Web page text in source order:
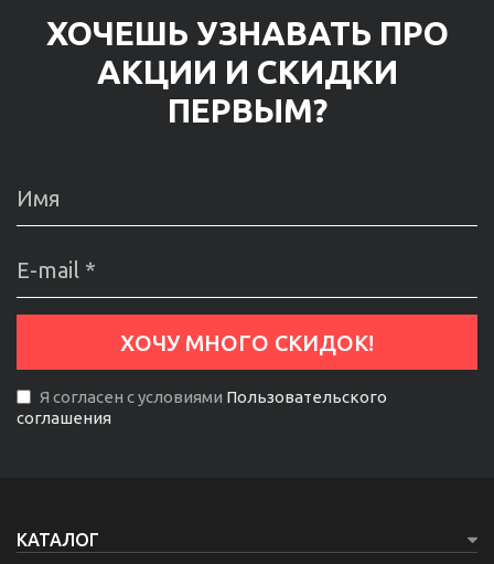
ХОЧЕШЬ УЗНАВАТЬ ПРО
АКЦИИ И СКИДКИ
ПЕРВЫМ?
Я согласен с условиями Пользовательского
соглашения
КАТАЛОГ